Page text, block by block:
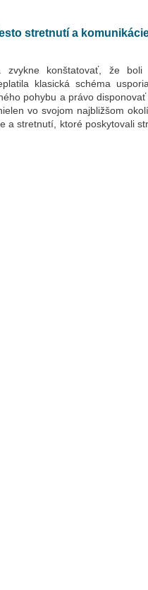
stretnutí a
zvykne konštatovať, že
klasická schéma
pohybu a právo
vo svojom najbližšom
a stretnutí, ktoré poskytovali